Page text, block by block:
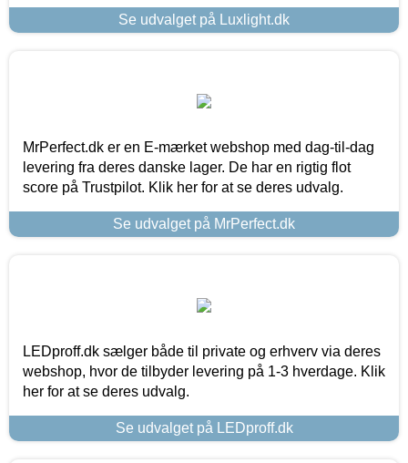
Se udvalget på Luxlight.dk
MrPerfect.dk er en E-mærket webshop med dag-til-dag
levering fra deres danske lager. De har en rigtig flot
score på Trustpilot. Klik her for at se deres udvalg.
Se udvalget på MrPerfect.dk
LEDproff.dk sælger både til private og erhverv via deres
webshop, hvor de tilbyder levering på 1-3 hverdage. Klik
her for at se deres udvalg.
Se udvalget på LEDproff.dk